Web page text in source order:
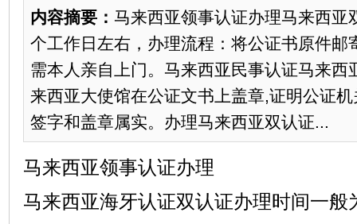
内容摘要： 马来西亚领事认证办理马来西亚
个工作日左右，办理流程：将公证书原件邮
需本人亲自上门。马来西亚民事认证马来西
来西亚大使馆在公证文书上盖章,证明公证
签字和盖章属实。办理马来西亚双认证...
马来西亚领事认证办理
马来西亚海牙认证双认证办理时间一般